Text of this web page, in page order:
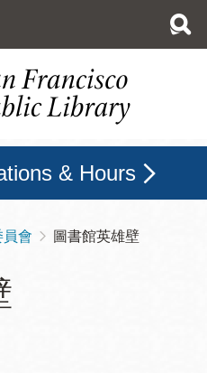
& Hours
員會 圖書館英雄壁